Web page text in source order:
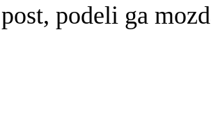
podeli ga